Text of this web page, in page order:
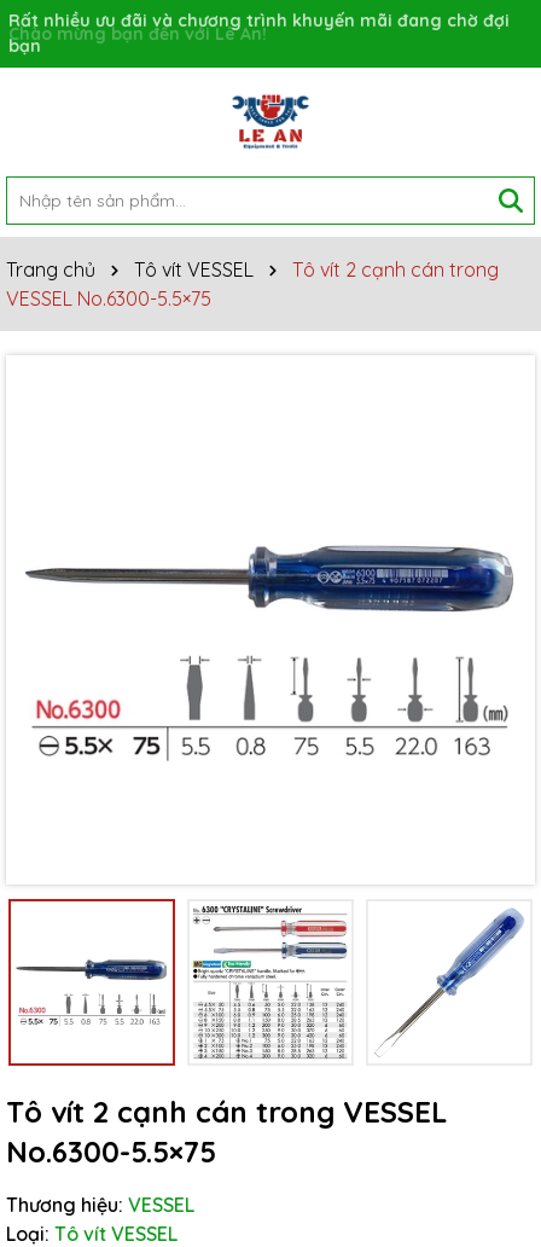
Rất nhiều ưu đãi và chương trình khuyến mãi đang chờ đợi
bạn
Trang chủ Tô vít VESSEL
Tô vít 2 cạnh cán trong
VESSEL No.6300-5.5×75
Tô vít 2 cạnh cán trong VESSEL
No.6300-5.5×75
Thương hiệu: VESSEL
Loại: Tô vít VESSEL
Mã giảm giá:
Ngày hết hạn: